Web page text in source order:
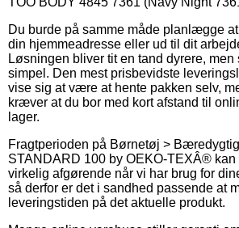
Du burde på samme måde planlægge at
din hjemmeadresse eller ud til dit
Løsningen bliver tit en tand dyrere, men
simpel. Den mest prisbevidste
vise sig at være at hente pakken selv,
kræver at du bor med kort afstand til
lager.
Fragtperioden på Børnetøj >
STANDARD 100 by OEKO-TEXÂ®
virkelig afgørende når vi har brug for
så derfor er det i sandhed passende at
leveringstiden på det aktuelle produkt.